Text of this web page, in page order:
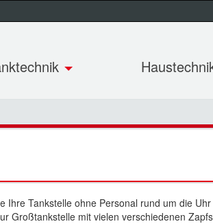
Ihre Tankstelle ohne Personal rund um die
Großtankstelle mit vielen verschiedenen